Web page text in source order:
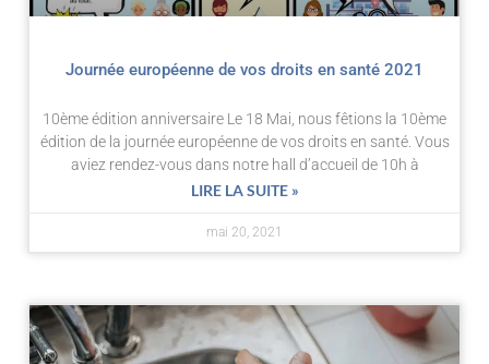
Journée européenne de vos droits en santé 2021
10ème édition anniversaire Le 18 Mai, nous fêtions la 10ème
édition de la journée européenne de vos droits en santé. Vous
aviez rendez-vous dans notre hall d’accueil de 10h à
LIRE LA SUITE »
mai 20, 2021